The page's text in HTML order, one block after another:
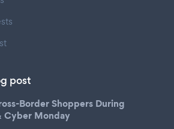
post
Border Shoppers During
Cyber Monday